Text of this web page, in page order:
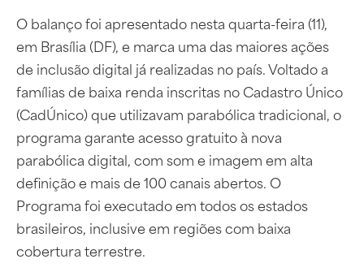
O balanço foi apresentado nesta quarta-feira (11),
em Brasília (DF), e marca uma das maiores ações
de inclusão digital já realizadas no país. Voltado a
famílias de baixa renda inscritas no Cadastro Único
(CadÚnico) que utilizavam parabólica tradicional, o
programa garante acesso gratuito à nova
parabólica digital, com som e imagem em alta
definição e mais de 100 canais abertos. O
Programa foi executado em todos os estados
brasileiros, inclusive em regiões com baixa
cobertura terrestre.